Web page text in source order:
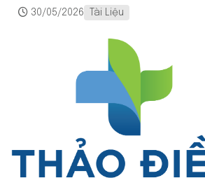
30/05/2026 Tài Liệu